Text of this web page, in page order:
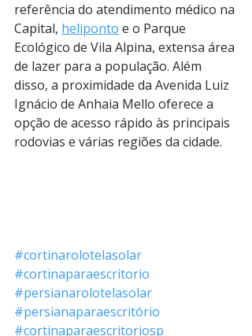
referência do atendimento médico na
Capital, heliponto e o Parque
Ecológico de Vila Alpina, extensa área
de lazer para a população. Além
disso, a proximidade da Avenida Luiz
Ignácio de Anhaia Mello oferece a
opção de acesso rápido às principais
rodovias e várias regiões da cidade.
#cortinarolotelasolar
#cortinaparaescritorio
#persianarolotelasolar
#persianaparaescritório
#cortinaparaescritoriosp